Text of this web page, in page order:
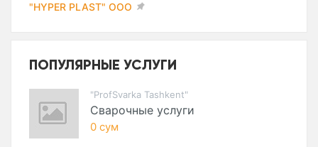
"HYPER PLAST" ООО
ПОПУЛЯРНЫЕ УСЛУГИ
"ProfSvarka Tashkent"
Сварочные услуги
0 сум